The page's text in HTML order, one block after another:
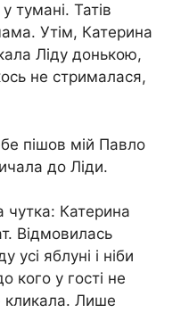
тумані. Татів
Утім, Катерина
Ліду донькою,
не стрималася,
пішов мій Павло
до Ліди.
чутка: Катерина
Відмовилась
яблуні і ніби
кого у гості не
кликала. Лише